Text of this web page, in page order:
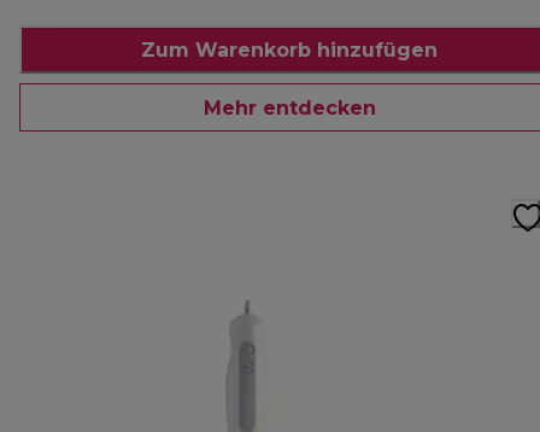
Zum Warenkorb hinzufügen
Mehr entdecken